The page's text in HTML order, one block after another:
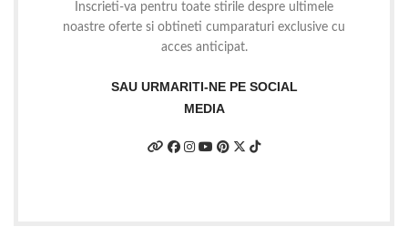
Inscrieti-va pentru toate stirile despre ultimele
noastre oferte si obtineti cumparaturi exclusive cu
acces anticipat.
SAU URMARITI-NE PE SOCIAL
MEDIA